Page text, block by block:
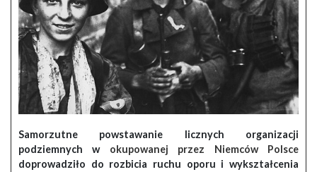
Samorzutne powstawanie licznych organizacji
podziemnych w okupowanej przez Niemców Polsce
doprowadziło do rozbicia ruchu oporu i wykształcenia